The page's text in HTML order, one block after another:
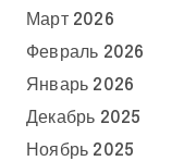
Март 2026
Февраль 2026
Январь 2026
Декабрь 2025
Ноябрь 2025